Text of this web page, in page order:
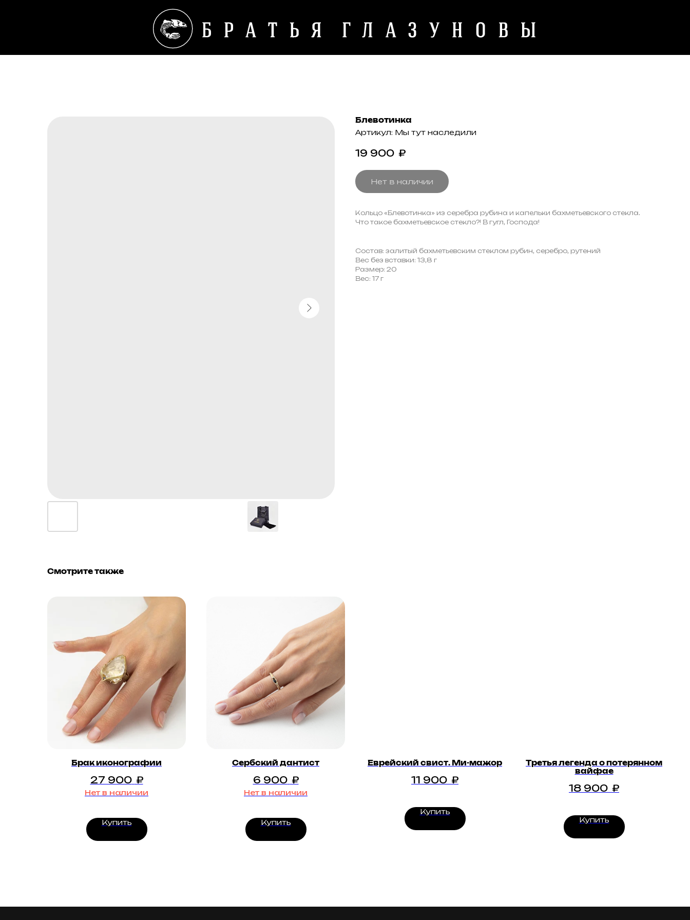
Блевотинка
Артикул: Мы тут наследили
19 900 ₽
Нет в наличии
Кольцо «Блевотинка» из серебра рубина и капельки бахметьевского стекла.
Что такое бахметьевское стекло?! В гугл, Господа!
Состав: залитый бахметьевским стеклом рубин, серебро, рутений
Вес без вставки: 13,8 г
Размер: 20
Вес: 17 г
Смотрите также
Брак иконографии
27 900 ₽
Нет в наличии
Купить
Сербский дантист
6 900 ₽
Нет в наличии
Купить
Еврейский свист. Ми-мажор
11 900 ₽
Купить
Третья легенда о потерянном
вайфае
18 900 ₽
Купить